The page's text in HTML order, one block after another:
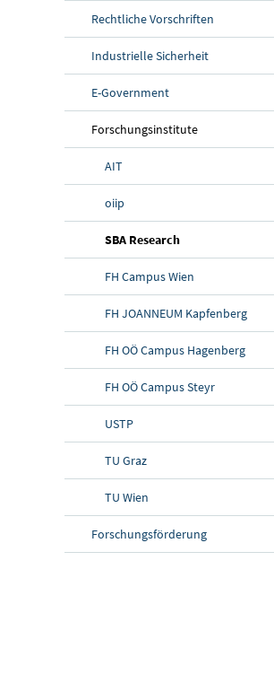
Rechtliche Vorschriften
Industrielle Sicherheit
E-Government
Forschungsinstitute
AIT
oiip
SBA Research(aktuelle Seite)
FH Campus Wien
FH JOANNEUM Kapfenberg
FH OÖ Campus Hagenberg
FH OÖ Campus Steyr
USTP
TU Graz
TU Wien
Forschungsförderung